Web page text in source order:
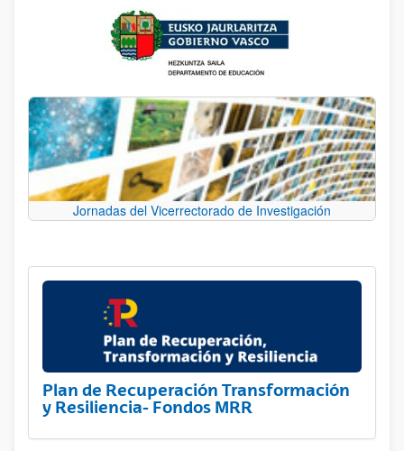
Jornadas del Vicerrectorado de Investigación
Plan de Recuperación Transformación
y Resiliencia- Fondos MRR